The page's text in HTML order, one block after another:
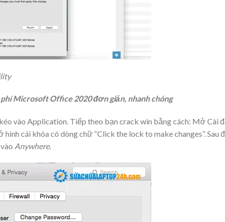
Microsoft Office 2020 đơn giản, nhanh chóng
vào Application. Tiếp theo bạn crack win bằng cách: Mở Cài
cái khóa có dòng chữ “Click the lock to make changes”. Sau
Anywhere.